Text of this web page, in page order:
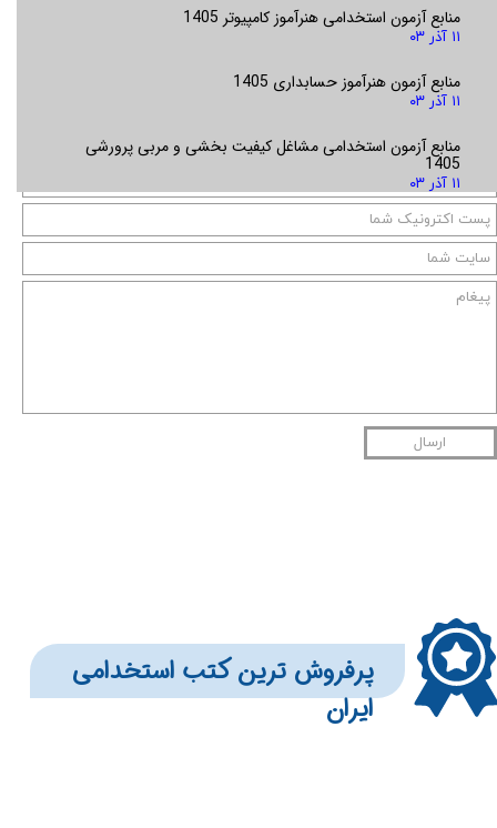
ارسال
منابع آزمون استخدامی هنرآموز کامپیوتر 1405
۱۱ آذر ۰۳
منابع آزمون هنرآموز حسابداری 1405
۱۱ آذر ۰۳
منابع آزمون استخدامی مشاغل کیفیت بخشی و مربی پرورشی
1405
۱۱ آذر ۰۳
​​​پرفروش ترین کتب استخدامی
ایران